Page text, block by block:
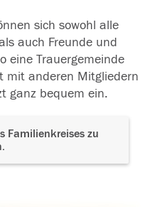
sich sowohl alle
auch Freunde und
eine Trauergemeinde
mit anderen Mitgliedern
ganz bequem ein.
Familienkreises zu